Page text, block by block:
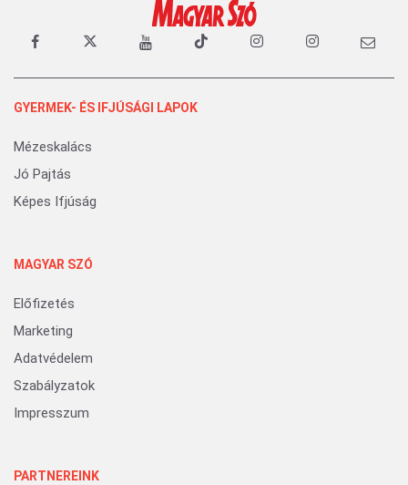
GYERMEK- ÉS IFJÚSÁGI LAPOK
Mézeskalács
Jó Pajtás
Képes Ifjúság
MAGYAR SZÓ
Előfizetés
Marketing
Adatvédelem
Szabályzatok
Impresszum
PARTNEREINK